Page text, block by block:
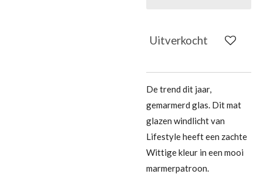
Uitverkocht
De trend dit jaar,
gemarmerd glas. Dit mat
glazen windlicht van
Lifestyle heeft een zachte
Wittige kleur in een mooi
marmerpatroon.